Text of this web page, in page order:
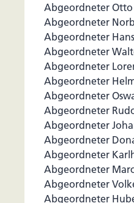
Abgeordneter Otto
Abgeordneter
Abgeordneter
Abgeordneter
Abgeordneter
Abgeordneter
Abgeordneter
Abgeordneter
Abgeordneter
Abgeordneter
Abgeordneter
Abgeordneter
Abgeordneter
Abgeordneter